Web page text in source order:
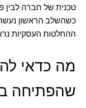
טכנית של חברה לבין
כשהשלב הראשון
ההחלטות העסקיות
מה כדאי
שהפתיחה